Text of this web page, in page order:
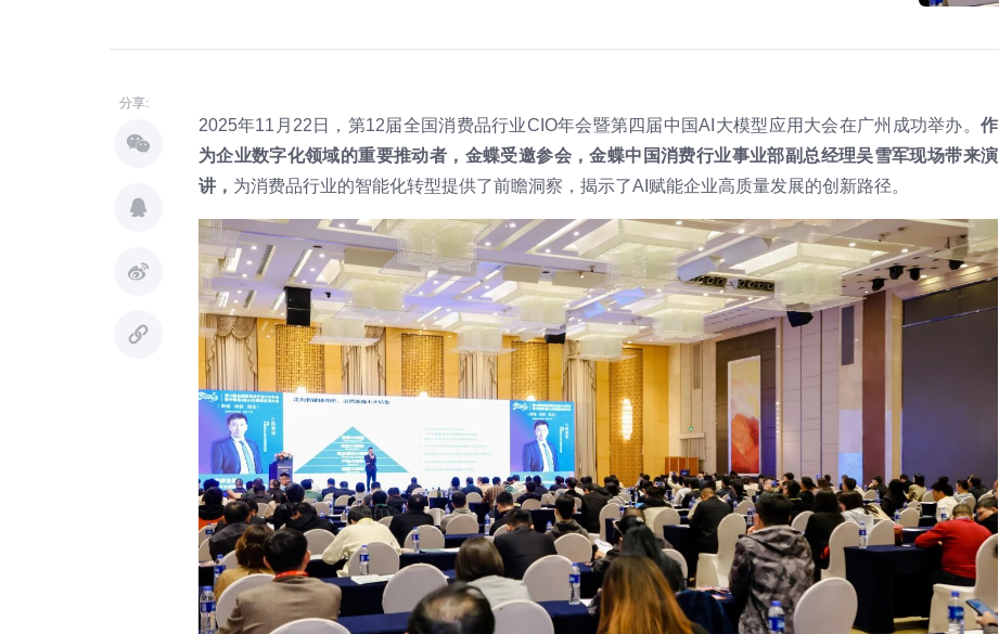
分享:
2025年11月22日，第12届全国消费品行业CIO年会暨第四届中国AI大模型应用大会在广州成功举办。作
为企业数字化领域的重要推动者，金蝶受邀参会，金蝶中国消费行业事业部副总经理吴雪军现场带来演
讲， 为消费品行业的智能化转型提供了前瞻洞察，揭示了AI赋能企业高质量发展的创新路径。